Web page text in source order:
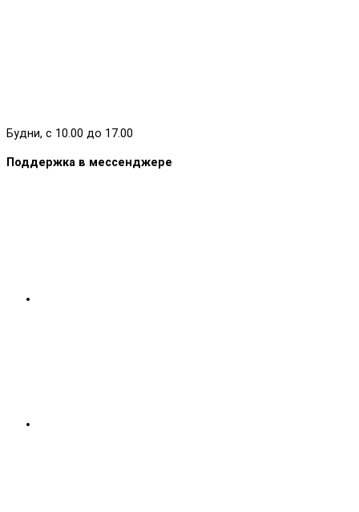
Будни, с 10.00 до 17.00
Поддержка в мессенджере